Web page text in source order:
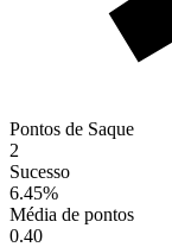
Pontos de Saque
2
Sucesso
6.45%
Média de pontos
0.40